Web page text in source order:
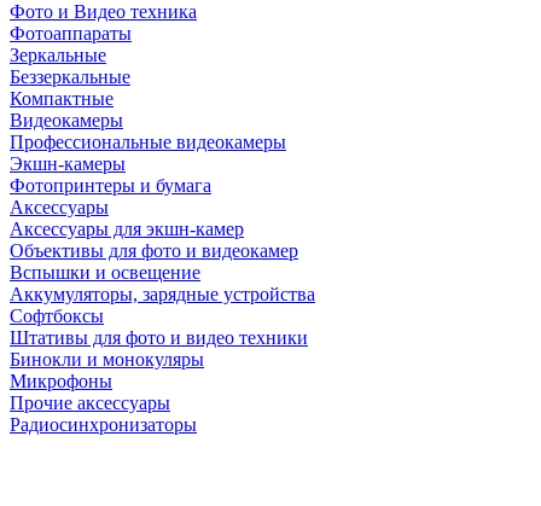
Фото и Видео техника
Фотоаппараты
Зеркальные
Беззеркальные
Компактные
Видеокамеры
Профессиональные видеокамеры
Экшн-камеры
Фотопринтеры и бумага
Аксессуары
Аксессуары для экшн-камер
Объективы для фото и видеокамер
Вспышки и освещение
Аккумуляторы, зарядные устройства
Софтбоксы
Штативы для фото и видео техники
Бинокли и монокуляры
Микрофоны
Прочие аксессуары
Радиосинхронизаторы